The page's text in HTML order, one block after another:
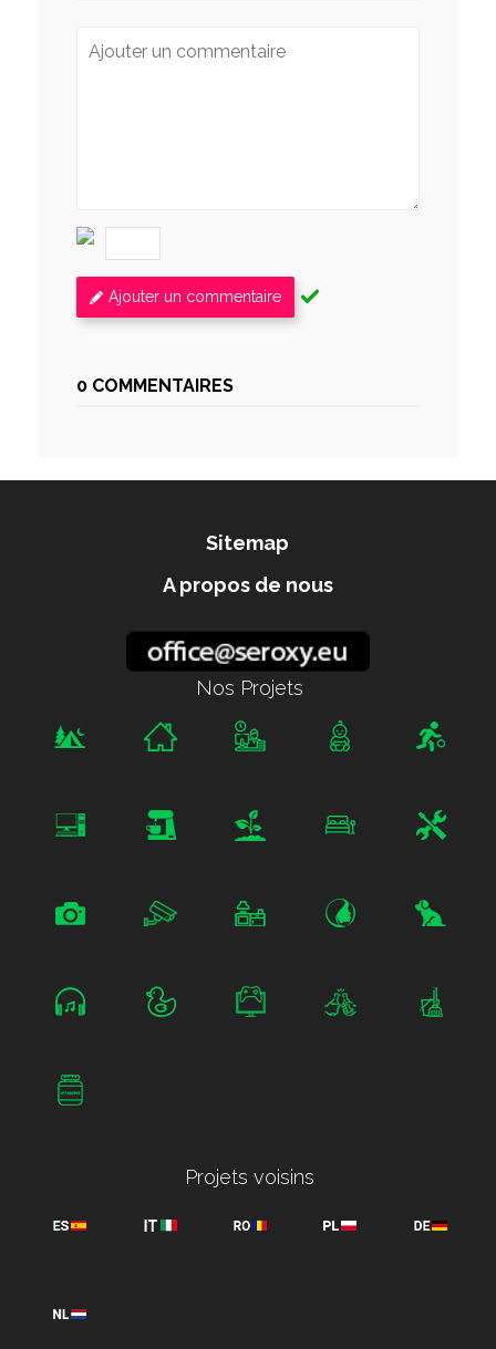
Ajouter un commentaire
0 COMMENTAIRES
Sitemap
A propos de nous
Nos Projets
Projets voisins